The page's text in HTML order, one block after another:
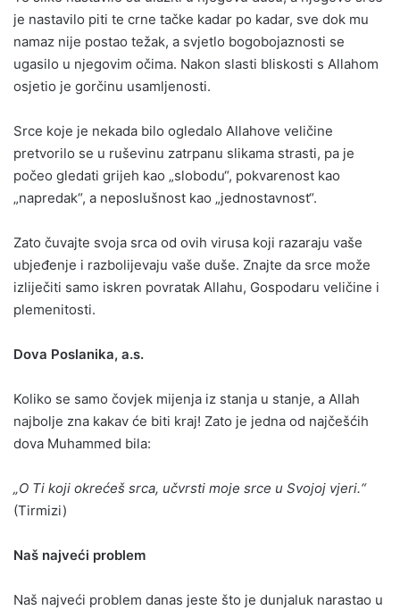
je nastavilo piti te crne tačke kadar po kadar, sve dok mu
namaz nije postao težak, a svjetlo bogobojaznosti se
ugasilo u njegovim očima. Nakon slasti bliskosti s Allahom
osjetio je gorčinu usamljenosti.
Srce koje je nekada bilo ogledalo Allahove veličine
pretvorilo se u ruševinu zatrpanu slikama strasti, pa je
počeo gledati grijeh kao „slobodu“, pokvarenost kao
„napredak“, a neposlušnost kao „jednostavnost“.
Zato čuvajte svoja srca od ovih virusa koji razaraju vaše
ubjeđenje i razbolijevaju vaše duše. Znajte da srce može
izliječiti samo iskren povratak Allahu, Gospodaru veličine i
plemenitosti.
Dova Poslanika, a.s.
Koliko se samo čovjek mijenja iz stanja u stanje, a Allah
najbolje zna kakav će biti kraj! Zato je jedna od najčešćih
dova Muhammed bila:
„O Ti koji okrećeš srca, učvrsti moje srce u Svojoj vjeri.“
(Tirmizi)
Naš najveći problem
Naš najveći problem danas jeste što je dunjaluk narastao u